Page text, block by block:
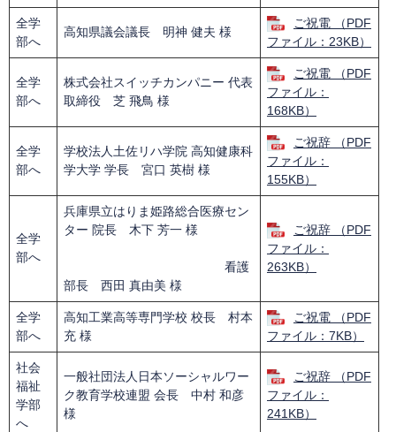
全学
部へ
高知県議会議長 明神 健夫 様
ご祝電 （PDF
ファイル：23KB）
全学
部へ
株式会社スイッチカンパニー 代表
取締役 芝 飛鳥 様
ご祝電 （PDF
ファイル：
168KB）
全学
部へ
学校法人土佐リハ学院 高知健康科
学大学 学長 宮口 英樹 様
ご祝辞 （PDF
ファイル：
155KB）
全学
部へ
兵庫県立はりま姫路総合医療セン
ター 院長 木下 芳一 様
看護
部長 西田 真由美 様
ご祝辞 （PDF
ファイル：
263KB）
全学
部へ
高知工業高等専門学校 校長 村本
充 様
ご祝電 （PDF
ファイル：7KB）
社会
福祉
学部
へ
一般社団法人日本ソーシャルワー
ク教育学校連盟 会長 中村 和彦
様
ご祝辞 （PDF
ファイル：
241KB）